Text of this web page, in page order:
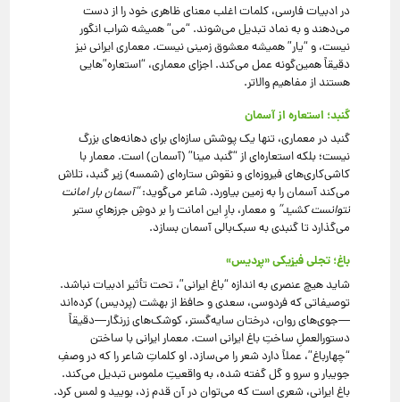
در ادبیات فارسی، کلمات اغلب معنای ظاهری خود را از دست
می‌دهند و به نماد تبدیل می‌شوند. “می” همیشه شراب انگور
نیست، و “یار” همیشه معشوق زمینی نیست. معماری ایرانی نیز
دقیقاً همین‌گونه عمل می‌کند. اجزای معماری، “استعاره”هایی
هستند از مفاهیم والاتر.
گنبد؛ استعاره از آسمان
گنبد در معماری، تنها یک پوشش سازه‌ای برای دهانه‌های بزرگ
نیست؛ بلکه استعاره‌ای از “گنبد مینا” (آسمان) است. معمار با
کاشی‌کاری‌های فیروزه‌ای و نقوش ستاره‌ای (شمسه) زیر گنبد، تلاش
می‌کند آسمان را به زمین بیاورد. شاعر می‌گوید:“آسمان بار امانت
نتوانست کشید” و معمار، بارِ این امانت را بر دوشِ جرزهایِ ستبر
می‌گذارد تا گنبدی به سبک‌بالی آسمان بسازد.
باغ؛ تجلی فیزیکی «پردیس»
شاید هیچ عنصری به اندازه “باغ ایرانی”، تحت تأثیر ادبیات نباشد.
توصیفاتی که فردوسی، سعدی و حافظ از بهشت (پردیس) کرده‌اند
—جوی‌های روان، درختان سایه‌گستر، کوشک‌های زرنگار—دقیقاً
دستورالعملِ ساختِ باغ ایرانی است. معمار ایرانی با ساختن
“چهارباغ”، عملاً دارد شعر را می‌سازد. او کلماتِ شاعر را که در وصفِ
جویبار و سرو و گل گفته شده، به واقعیتِ ملموس تبدیل می‌کند.
باغ ایرانی، شعری است که می‌توان در آن قدم زد، بویید و لمس کرد.